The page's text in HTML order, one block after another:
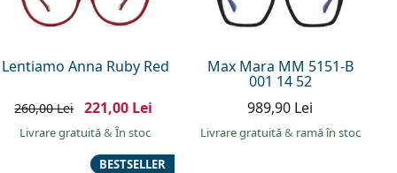
Lentiamo Anna Ruby Red
260,00 Lei 221,00 Lei
Livrare gratuită& În stoc
Max Mara MM 5151-B
001 14 52
989,90 Lei
Livrare gratuită& ramă în stoc
BESTSELLER